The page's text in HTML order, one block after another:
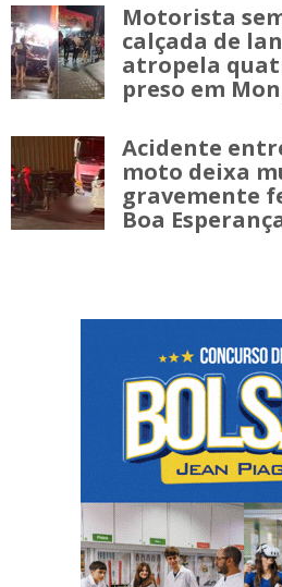
Motorista
calçada de
atropela
preso em
Acidente
moto deixa
gravemente
Boa